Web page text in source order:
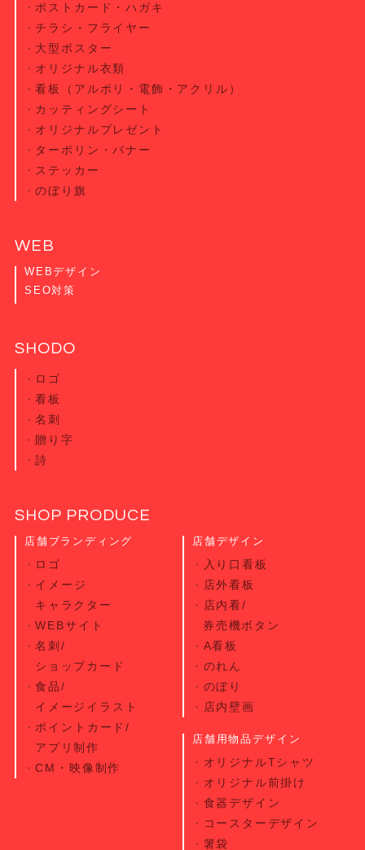
ポストカード・ハガキ
チラシ・ フライヤー
大型ポスター
オリジナル衣類
看板（アルポリ・電飾・アクリル）
カッティングシート
オリジナルプレゼント
ターポリン・バナー
ステッカー
のぼり旗
WEB
WEBデザイン
SEO対策
SHODO
ロゴ
看板
名刺
贈り字
詩
SHOP PRODUCE
店舗ブランディング
ロゴ
イメージ
キャラクター
WEBサイト
名刺/
ショップカード
食品/
イメージイラスト
ポイントカード/
アプリ制作
CM・映像制作
店舗デザイン
入り口看板
店外看板
店内看/
券売機ボタン
A看板
のれん
のぼり
店内壁画
店舗用物品デザイン
オリジナルTシャツ
オリジナル前掛け
食器デザイン
コースターデザイン
箸袋